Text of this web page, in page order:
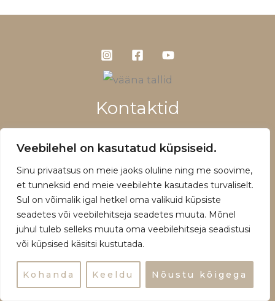
Veebilehel on kasutatud küpsiseid.
Sinu privaatsus on meie jaoks oluline ning me soovime,
et tunneksid end meie veebilehte kasutades turvaliselt.
Sul on võimalik igal hetkel oma valikuid küpsiste
seadetes või veebilehitseja seadetes muuta. Mõnel
juhul tuleb selleks muuta oma veebilehitseja seadistusi
või küpsised käsitsi kustutada.
Kohanda Keeldu Nõustu kõigega
Kontaktid
+372 5660 1028
Müügitingimused ja privaatsuspoliitika
Copyright © 2026 | Powered by Vääna Tallid